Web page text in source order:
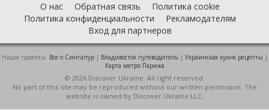
О нас Обратная связь
Политика cookie
Политика конфиденциальности
Рекламодателям
Вход для партнеров
Наши проекты: Все о Cингапур| Владивосток путеводитель| Украинская кухня рецепты |
Карта метро Парижа
© 2026 Discover Ukraine. All right reserved.
No part of this site may be reproduced without our written permission. The
website is owned by Discover Ukraine LLC.